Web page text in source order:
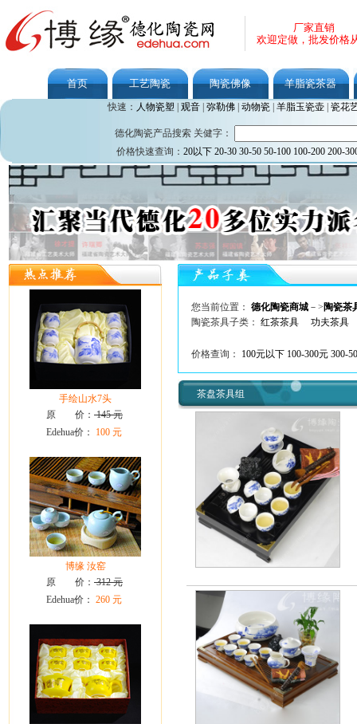
厂家直销
欢迎定做，批发价格
首页 工艺陶瓷 陶瓷佛像 羊脂瓷茶器
快速： 人物瓷塑 观音| 弥勒佛| 动物瓷| 羊脂玉瓷壶| 瓷花
德化陶瓷产品搜索 关健字：
价格快速查询： 20以下 20-30 30-50 50-100 100-200 200-
手绘山水7头
原 价： 145 元
Edehua价：
100 元
博缘 汝窑
原 价： 312 元
Edehua价： 260 元
您当前位置： 德化陶瓷商城－> 陶瓷茶
陶瓷茶具子类： 红茶茶具 功夫茶具
价格查询： 100元以下 100-300元 300-
茶盘茶具组